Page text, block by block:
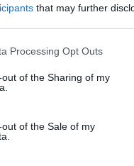
that may further
Processing Opt Outs
of the Sharing of my
of the Sale of my